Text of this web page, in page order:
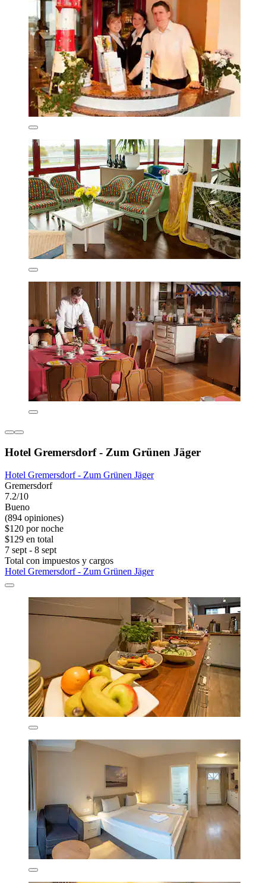
Hotel Gremersdorf - Zum Grünen Jäger
Hotel Gremersdorf - Zum Grünen Jäger
Gremersdorf
7.2/10
Bueno
(894 opiniones)
$120 por noche
$129 en total
7 sept - 8 sept
Total con impuestos y cargos
Hotel Gremersdorf - Zum Grünen Jäger